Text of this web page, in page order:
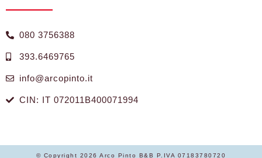
080 3756388
393.6469765
info@arcopinto.it
CIN: IT 072011B400071994
© Copyright 2026 Arco Pinto B&B P.IVA 07183780720